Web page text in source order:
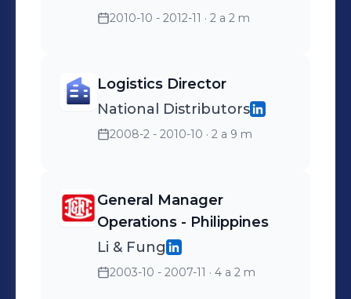
2010-10 - 2012-11 · 2 a 2 m
Logistics Director
National Distributors
2008-2 - 2010-10 · 2 a 9 m
General Manager
Operations - Philippines
Li & Fung
2003-10 - 2007-11 · 4 a 2 m